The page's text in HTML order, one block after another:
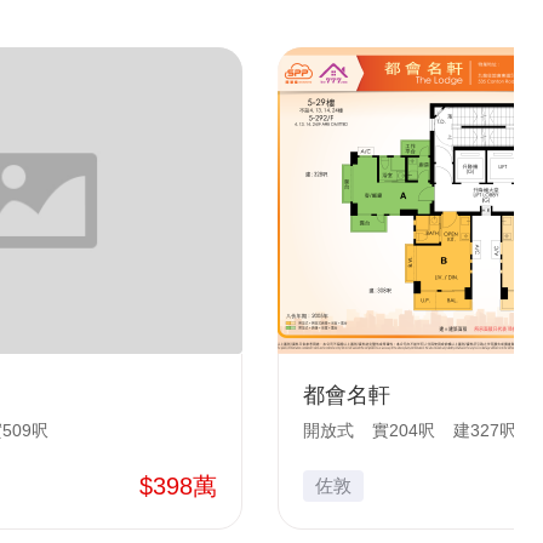
呎
$398萬
都會名軒
開放式 實204呎 建327呎
佐敦